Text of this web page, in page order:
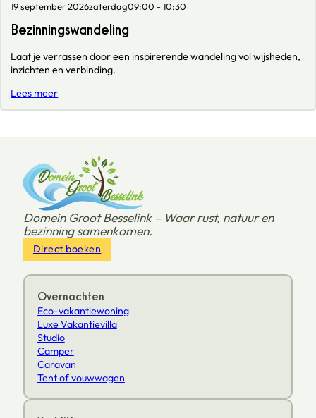
19 september 2026zaterdag09:00 - 10:30
Bezinningswandeling
Laat je verrassen door een inspirerende wandeling vol wijsheden,
inzichten en verbinding.
Lees meer
Domein Groot Besselink – Waar rust, natuur en
bezinning samenkomen.
Direct boeken
Overnachten
Eco-vakantiewoning
Luxe Vakantievilla
Studio
Camper
Caravan
Tent of vouwwagen